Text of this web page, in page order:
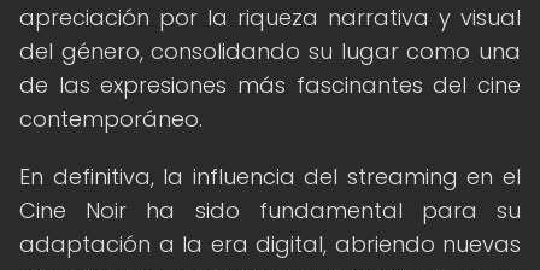
apreciación por la riqueza narrativa y visual
del género, consolidando su lugar como una
de las expresiones más fascinantes del cine
contemporáneo.
En definitiva, la influencia del streaming en el
Cine Noir ha sido fundamental para su
adaptación a la era digital, abriendo nuevas